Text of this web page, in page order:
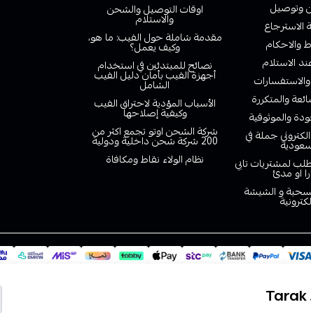
وتوصيل
والاحكام
الاستلام
والمتكررة
والموثوقية
جملة في
لمشتريات تابي
او مدئ
و الشيشة
اوقات التوصيل والشحن
والاستلام
مقدمة شاملة حول الفيب: ما هو،
وكيف يعمل؟
نصائح للمبتدئين في استخدام
أجهزة الفيب بأمان دليل الفيب
الشامل
الأسباب المؤدية لاحتراق الفيب
وكيفية إصلاحها
شركة الشحن اوتو تجمع اكثر من
200 شركة شحن داخلية ودولية
نظام الولاء نقاط ومكافاة